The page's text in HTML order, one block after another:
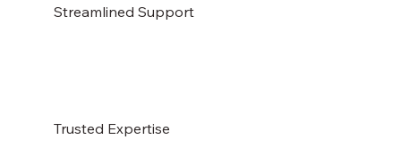
Streamlined Support
Trusted Expertise